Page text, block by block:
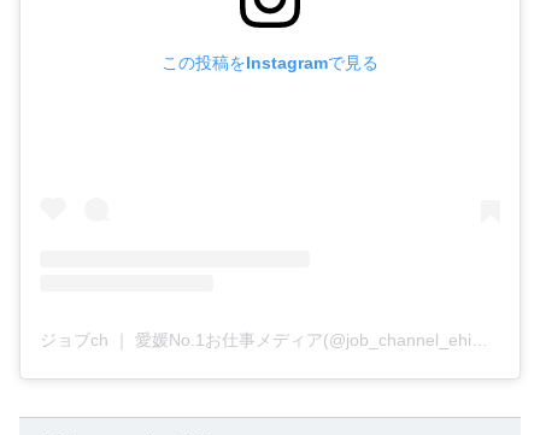
この投稿をInstagramで見る
ジョブch ｜ 愛媛No.1お仕事メディア(@job_channel_ehime)がシェアした投稿